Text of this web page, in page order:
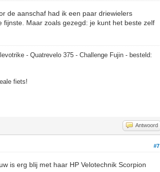
de aanschaf had ik een paar driewielers
Maar zoals gezegd: je kunt het beste zelf
- Quatrevelo 375 - Challenge Fujin - besteld:
fiets!
Antwoord
#7
is erg blij met haar HP Velotechnik Scorpion